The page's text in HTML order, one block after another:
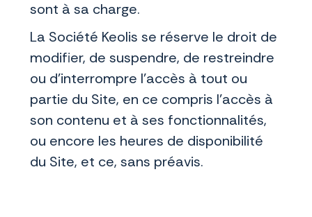
sont à sa charge.
La Société Keolis se réserve le droit de
modifier, de suspendre, de restreindre
ou d'interrompre l'accès à tout ou
partie du Site, en ce compris l’accès à
son contenu et à ses fonctionnalités,
ou encore les heures de disponibilité
du Site, et ce, sans préavis.